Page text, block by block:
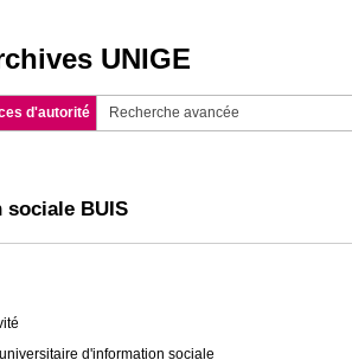
UNIGE
d'autorité Recherche avancée
BUIS
d'information sociale